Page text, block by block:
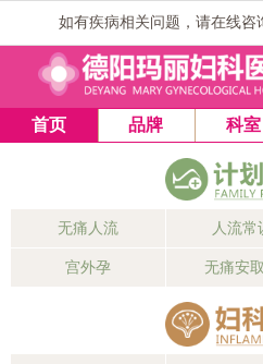
如有疾病相关问题，请在线咨
1 2 3
首页 品牌 科室
无痛人流 人流常
宫外孕 无痛安